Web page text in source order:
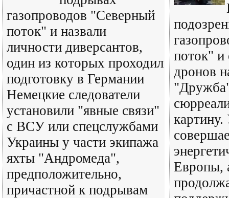
газопроводов "Северный
поток" и назвали
личности диверсантов,
один из которых проходил
подготовку в Германии
Немецкие следователи
установили "явные связи"
с ВСУ или спецслужбами
Украины у части экипажа
яхты "Андромеда",
предположительно,
причастной к подрывам
поток" и
дронов
картину.
Европы,